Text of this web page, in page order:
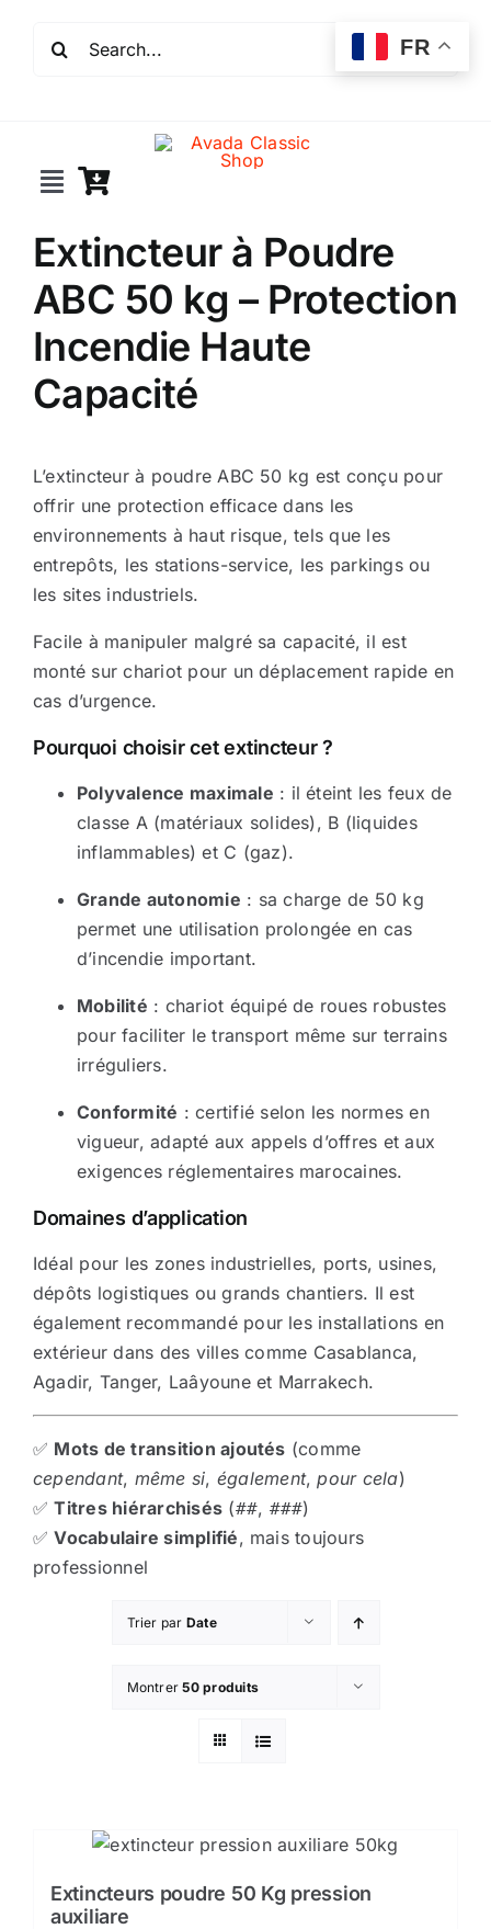
Toggle
Navigation
Incendie
Extincteurs
Robinet incendie
Sécurité incendie
BOUTIQUE
Extincteur à Poudre
ABC 50 kg – Protection
Incendie Haute
Capacité
L’extincteur à poudre ABC 50 kg est conçu pour
offrir une protection efficace dans les
environnements à haut risque, tels que les
entrepôts, les stations-service, les parkings ou
les sites industriels.
Facile à manipuler malgré sa capacité, il est
monté sur chariot pour un déplacement rapide en
cas d’urgence.
Pourquoi choisir cet extincteur ?
Polyvalence maximale : il éteint les feux de
classe A (matériaux solides), B (liquides
inflammables) et C (gaz).
Grande autonomie : sa charge de 50 kg
permet une utilisation prolongée en cas
d’incendie important.
Mobilité : chariot équipé de roues robustes
pour faciliter le transport même sur terrains
irréguliers.
Conformité : certifié selon les normes en
vigueur, adapté aux appels d’offres et aux
exigences réglementaires marocaines.
Domaines d’application
Idéal pour les zones industrielles, ports, usines,
dépôts logistiques ou grands chantiers. Il est
également recommandé pour les installations en
extérieur dans des villes comme Casablanca,
Agadir, Tanger, Laâyoune et Marrakech.
✅ Mots de transition ajoutés (comme
cependant, même si, également,pour cela)
✅Titres hiérarchisés (##, ###)
✅Vocabulaire simplifié, mais toujours
professionnel
Trier par Date
Montrer50 produits
Extincteurs poudre 50 Kg pression
auxiliare
FR